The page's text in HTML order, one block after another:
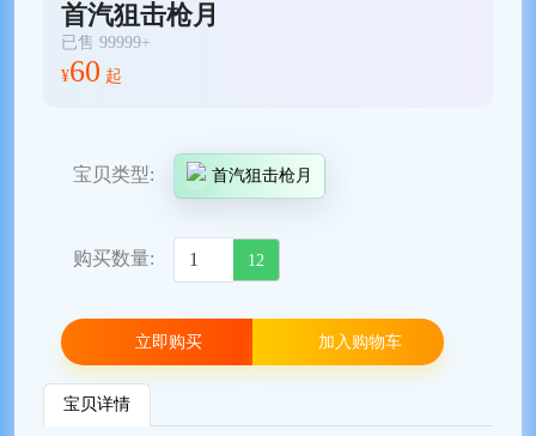
首汽狙击枪月
已售 99999+
¥60 起
宝贝类型: 首汽狙击枪月
购买数量: 12
立即购买 加入购物车
宝贝详情